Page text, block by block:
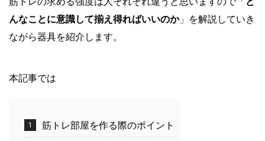
んなことに意識して揃え得ればいいのか」を解説していき
ながら器具を紹介します。
本記事では
筋トレ部屋を作る際のポイント